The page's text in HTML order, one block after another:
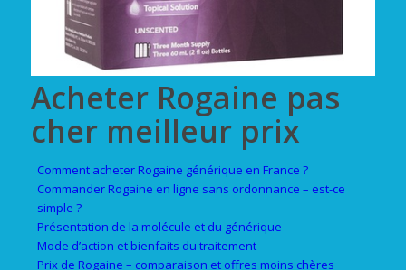
Acheter Rogaine pas
cher meilleur prix
Comment acheter Rogaine générique en France ?
Commander Rogaine en ligne sans ordonnance – est-ce
simple ?
Présentation de la molécule et du générique
Mode d’action et bienfaits du traitement
Prix de Rogaine – comparaison et offres moins chères